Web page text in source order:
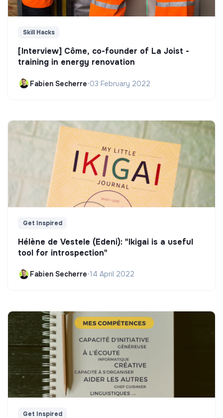
Skill Hacks
[Interview] Côme, co-founder of La Joist -
training in energy renovation
Fabien Secherre•03 February 2022
Get Inspired
Hélène de Vestele (Edeni): "Ikigai is a useful
tool for introspection"
Fabien Secherre•14 April 2022
Get Inspired